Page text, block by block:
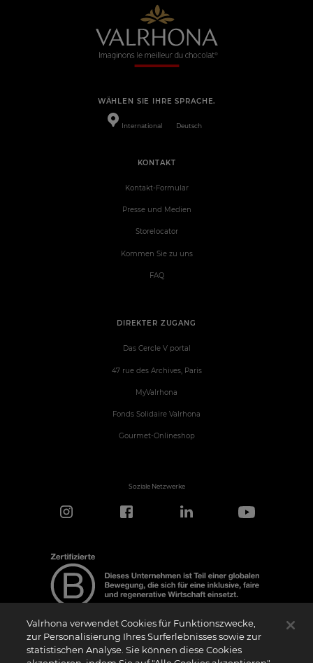
WÄHLEN SIE IHRE SPRACHE.
International Deutsch
DIREKTER ZUGANG
Das Cercle V portal
47 rue des Archives, Paris
MyValrhona
Fonds Solidaire Valrhona
Gourmet-Onlineshop
KONTAKT
Kontakt-Formular
Presse und Medien
Storelocator
Kommen Sie zu uns
FAQ
Soziale Netzwerke
Hinweis zur Zertifizierung
Valrhona verwendet Cookies für Funktionszwecke,
zur Personalisierung Ihres Surferlebnisses sowie zur
statistischen Analyse. Sie können diese Cookies